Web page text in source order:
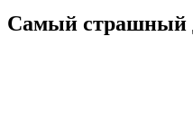
Самый страшный